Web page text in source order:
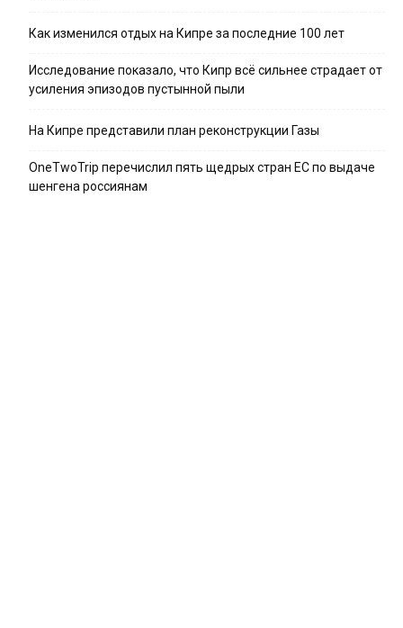
Как изменился отдых на Кипре за последние 100 лет
Исследование показало, что Кипр всё сильнее страдает от
усиления эпизодов пустынной пыли
На Кипре представили план реконструкции Газы
OneTwoTrip перечислил пять щедрых стран ЕС по выдаче
шенгена россиянам